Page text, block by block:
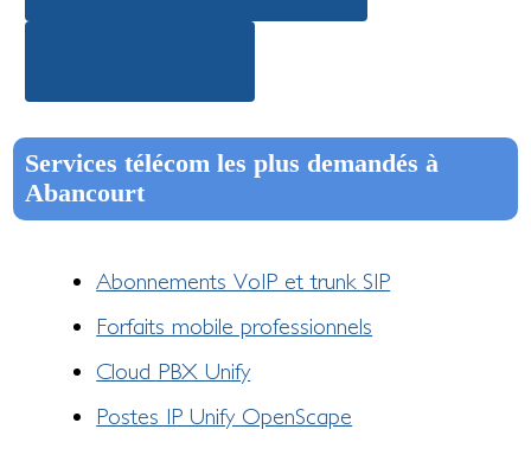
Services télécom les plus demandés à
Abancourt
Abonnements VoIP et trunk SIP
Forfaits mobile professionnels
Cloud PBX Unify
Postes IP Unify OpenScape